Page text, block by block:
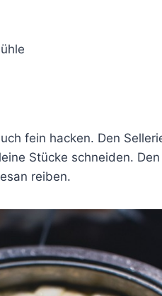
fein hacken. Den
Stücke schneiden.
reiben.